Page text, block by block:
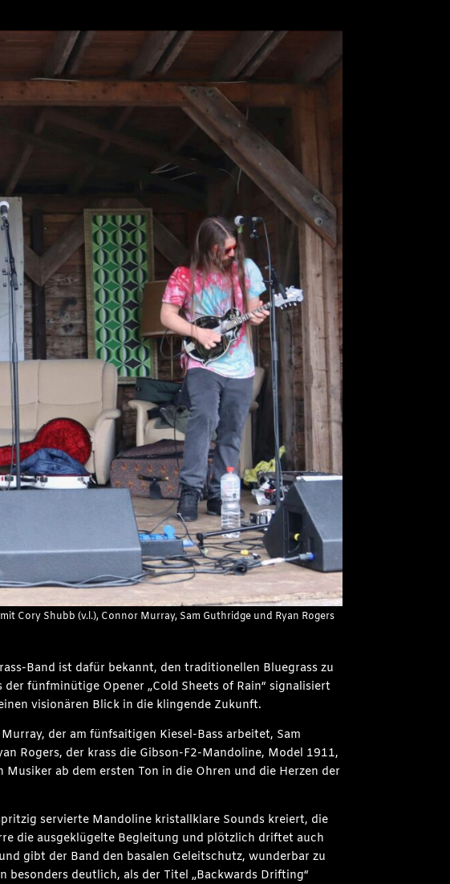
Cory Shubb (v.l.), Connor Murray, Sam Guthridge und Ryan Rogers
Band ist dafür bekannt, den traditionellen Bluegrass zu
fünfminütige Opener „Cold Sheets of Rain“ signalisiert
visionären Blick in die klingende Zukunft.
der am fünfsaitigen Kiesel-Bass arbeitet, Sam
Rogers, der krass die Gibson-F2-Mandoline, Model 1911,
ab dem ersten Ton in die Ohren und die Herzen der
servierte Mandoline kristallklare Sounds kreiert, die
die ausgeklügelte Begleitung und plötzlich driftet auch
gibt der Band den basalen Geleitschutz, wunderbar zu
besonders deutlich, als der Titel „Backwards Drifting“